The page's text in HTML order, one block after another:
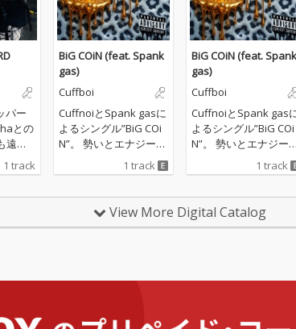
パー
との
1 track
BiG COiN (feat. Spank
gas)
Cuffboi
CuffnoiとSpank gasに
よるシングル”BiG COi
N”。 勢いとエナジー溢
れる1曲に仕上がって
いる。
1 track
BiG COiN (feat. Spank
gas)
Cuffboi
CuffnoiとSpank gas
よるシングル”BiG COi
N”。 勢いとエナジー溢
れる1曲に仕上がって
いる。
1 track
View More Digital Catalog